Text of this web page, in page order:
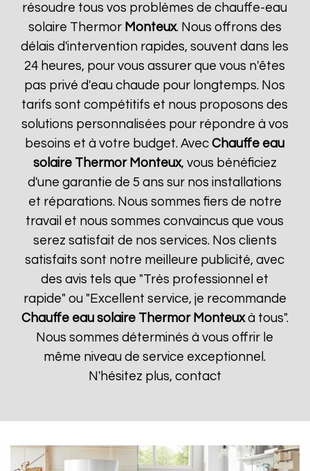
résoudre tous vos problèmes de chauffe-eau
solaire Thermor Monteux. Nous offrons des
délais d'intervention rapides, souvent dans les
24 heures, pour vous assurer que vous n'êtes
pas privé d'eau chaude pour longtemps. Nos
tarifs sont compétitifs et nous proposons des
solutions personnalisées pour répondre à vos
besoins et à votre budget. AvecChauffe eau
solaire Thermor Monteux, vous bénéficiez
d'une garantie de 5 ans sur nos installations
et réparations. Nous sommes fiers de notre
travail et nous sommes convaincus que vous
serez satisfait de nos services. Nos clients
satisfaits sont notre meilleure publicité, avec
des avis tels que "Très professionnel et
rapide" ou "Excellent service, je recommande
Chauffe eau solaire Thermor Monteuxà tous".
Nous sommes déterminés à vous offrir le
même niveau de service exceptionnel.
N'hésitez plus, contact